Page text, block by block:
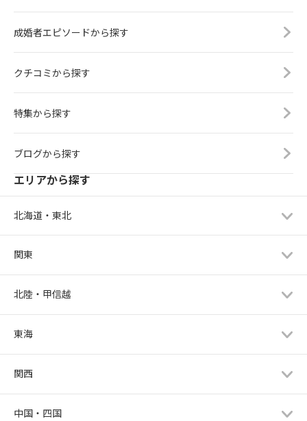
成婚者エピソードから探す
クチコミから探す
特集から探す
ブログから探す
エリアから探す
北海道・東北
関東
北陸・甲信越
東海
関西
中国・四国